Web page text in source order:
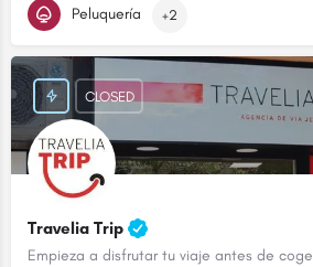
Peluquería +2
Travelia Trip
Empieza a disfrutar tu viaje antes de
CLOSED